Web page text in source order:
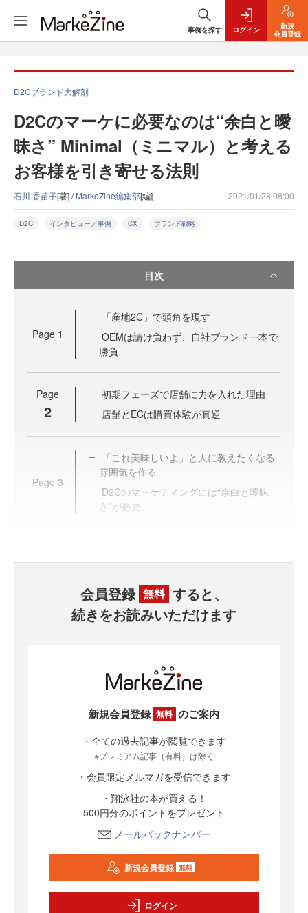
事例を探す ログイン
新規
会員登録
D2Cブランド大解剖
D2Cのマーケに必要なのは“余白と曖
昧さ” Minimal（ミニマル）と考える
お客様を引き寄せる法則
石川 香苗子[著] /MarkeZine編集部[編] 2021/01/28 08:00
D2C インタビュー／事例 CX ブランド戦略
目次
Page 1
「産地2C」で頭角を現す
OEMは請け負わず、自社ブランド一本で
勝負
Page
2
初期フェーズで店舗に力を入れた理由
店舗とECは購買体験が真逆
Page 3
「これ美味しいよ」と人に教えたくなる
雰囲気を作る
D2Cのマーケティングには“余白と曖昧
さ”が必要
会員登録 無料 すると、
続きをお読みいただけます
新規会員登録 無料 のご案内
・全ての過去記事が閲覧できます
※プレミアム記事（有料）は除く
・会員限定メルマガを受信できます
・翔泳社の本が買える！
500円分のポイントをプレゼント
メールバックナンバー
新規会員登録 無料
ログイン